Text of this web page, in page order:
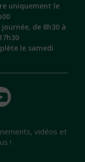
uniquement le
de 8h30 à
le samedi
vidéos et
!